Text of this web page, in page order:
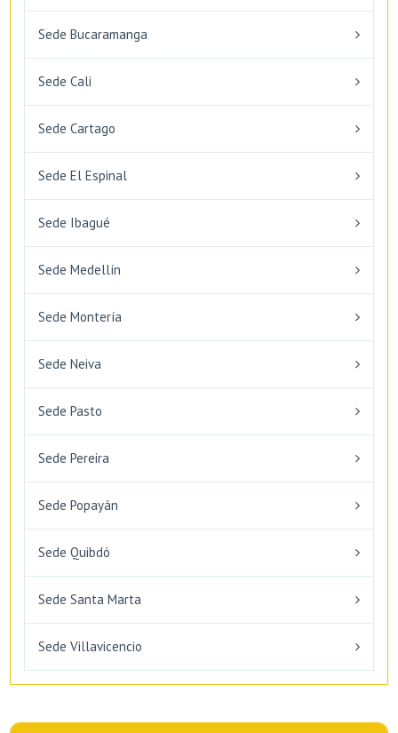
Sede Bucaramanga
Sede Cali
Sede Cartago
Sede El Espinal
Sede Ibagué
Sede Medellín
Sede Montería
Sede Neiva
Sede Pasto
Sede Pereira
Sede Popayán
Sede Quibdó
Sede Santa Marta
Sede Villavicencio